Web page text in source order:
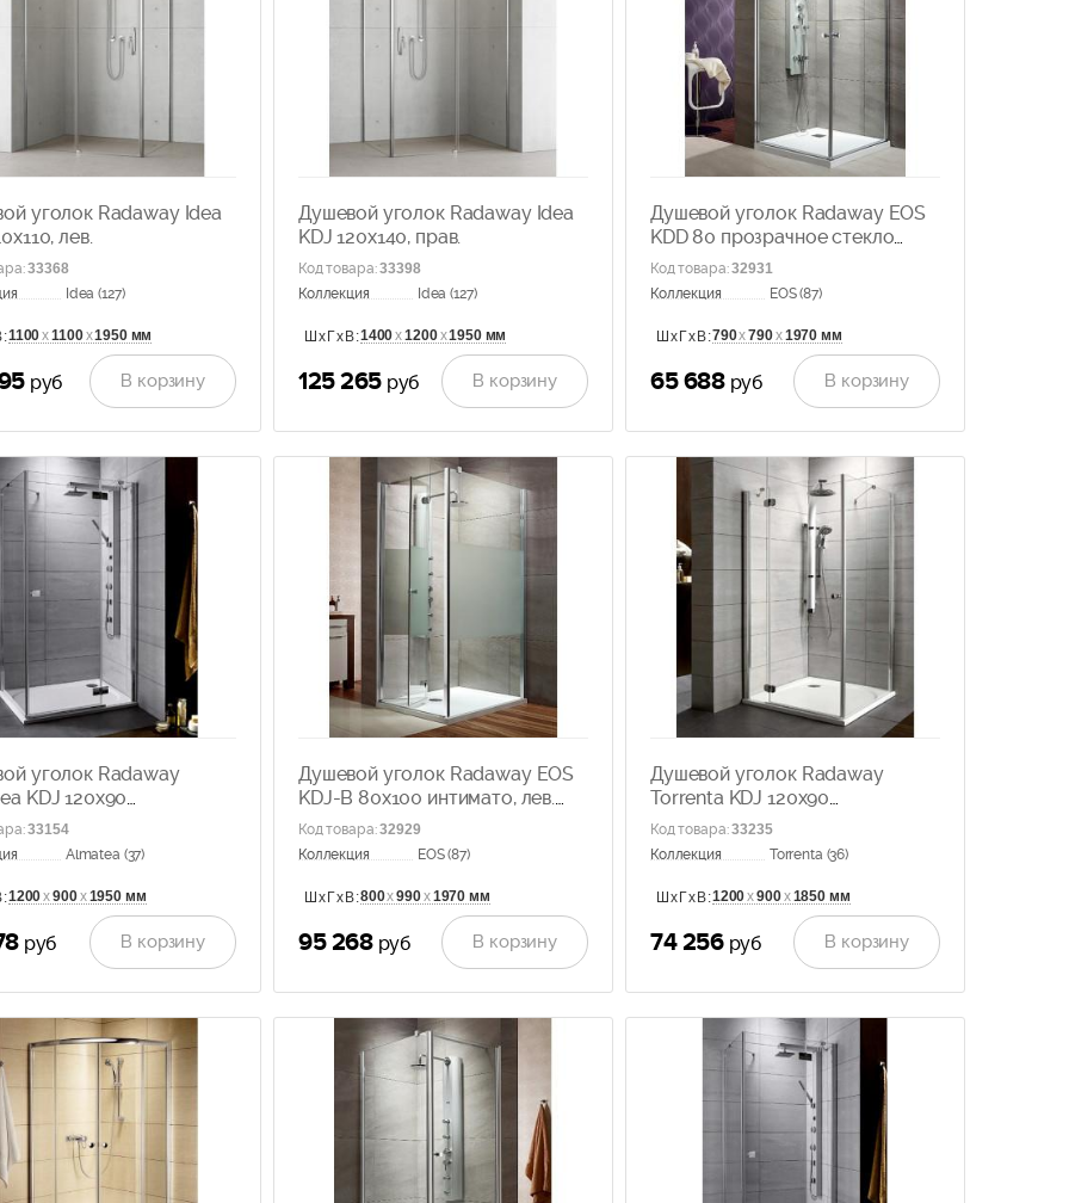
уголок Radaway Idea
лев.
:33368
Idea (127)
1100х1100х1950 мм
руб В корзину
Душевой уголок Radaway Idea
KDJ 120x140, прав.
Код товара:33398
Коллекция
Idea (127)
ШхГхВ:1400х1200х1950 мм
125 265 руб В корзину
Душевой уголок Radaway EOS
KDD 80 прозрачное стекло
37213-01-01N
Код товара:32931
Коллекция
EOS (87)
ШхГхВ:790х790х1970 мм
65 688 руб В корзину
уголок Radaway
KDJ 120x90
стекло, прав.
01NR
:33154
Almatea (37)
1200х900х1950 мм
руб В корзину
Душевой уголок Radaway EOS
KDJ-B 80x100 интимато, лев.
37443-01-12NL
Код товара:32929
Коллекция
EOS (87)
ШхГхВ:800х990х1970 мм
95 268 руб В корзину
Душевой уголок Radaway
Torrenta KDJ 120x90
прозрачное стекло, лев. 32245-
01-01NL
Код товара:33235
Коллекция
Torrenta (36)
ШхГхВ:1200х900х1850 мм
74 256 руб В корзину